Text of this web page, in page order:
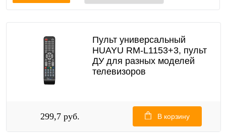
Пульт универсальный
HUAYU RM-L1153+3, пульт
ДУ для разных моделей
телевизоров
299,7 руб. В корзину